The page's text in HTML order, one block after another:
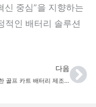
신 중심”을 지향하는
적인 배터리 솔루션
다음
2026년 적합한 골프 카트 배터리 제조업체를 선택하는 방법: 구매자 가이드 다